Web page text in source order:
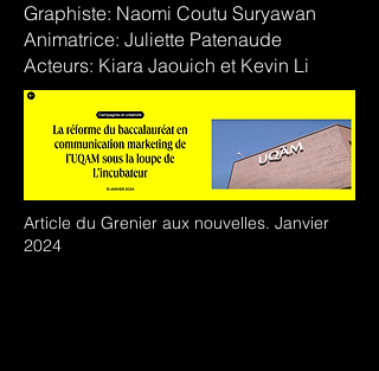
Graphiste: Naomi Coutu Suryawan
Animatrice: Juliette Patenaude
Acteurs: Kiara Jaouich et Kevin Li
Article du Grenier aux nouvelles. Janvier
2024